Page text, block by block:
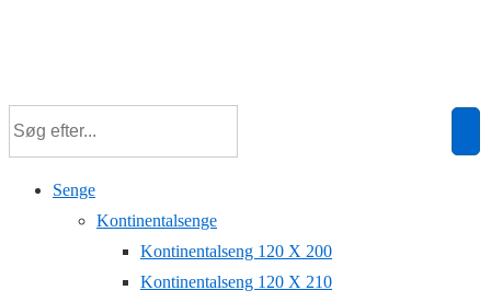
Senge
Kontinentalsenge
Kontinentalseng 120 X 200
Kontinentalseng 120 X 210